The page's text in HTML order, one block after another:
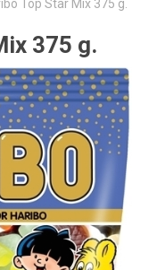
Top Star Mix 375 g.
375 g.